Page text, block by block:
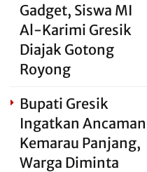
Gadget, Siswa MI
Al-Karimi Gresik
Diajak Gotong
Royong
Bupati Gresik
Ingatkan Ancaman
Kemarau Panjang,
Warga Diminta